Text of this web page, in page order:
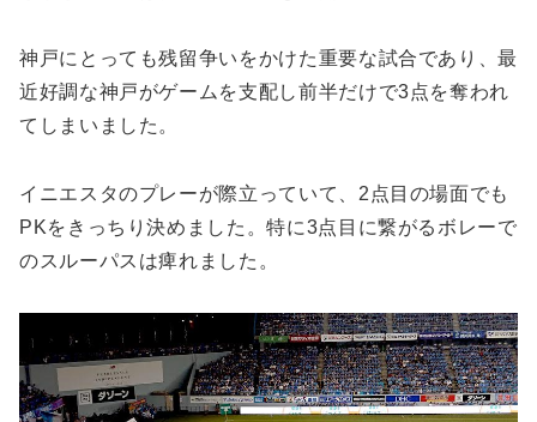
神戸にとっても残留争いをかけた重要な試合であり、最
近好調な神戸がゲームを支配し前半だけで3点を奪われ
てしまいました。
イニエスタのプレーが際立っていて、2点目の場面でも
PKをきっちり決めました。特に3点目に繋がるボレーで
のスルーパスは痺れました。